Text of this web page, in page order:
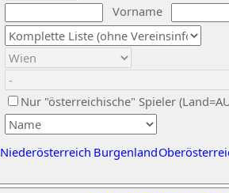
Vorname
Nur "österreichische" Spieler
Niederösterreich Burgenland